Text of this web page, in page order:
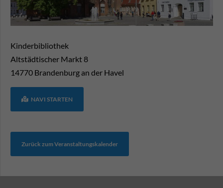
Kinderbibliothek
Altstädtischer Markt 8
14770 Brandenburg an der Havel
NAVI STARTEN
Zurück zum Veranstaltungskalender